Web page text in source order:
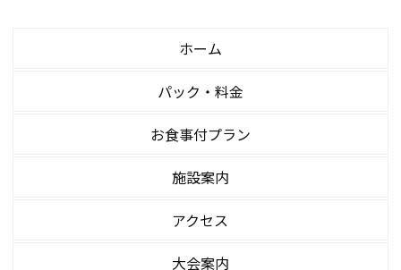
ホーム
パック・料金
お食事付プラン
施設案内
アクセス
大会案内